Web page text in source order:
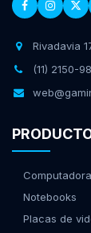
Rivadavia
(11) 2150-
Notebooks
Placas de